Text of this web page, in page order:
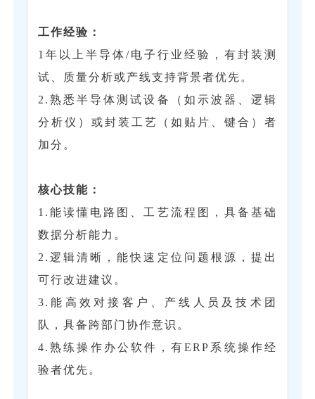
‌工作经验‌：
1年以上半导体/电子行业经验，有封装测
试、质量分析或产线支持背景者优先。
2.熟悉半导体测试设备（如示波器、逻辑
分析仪）或封装工艺（如贴片、键合）者
加分。
核心技能‌：
‌1.能读懂电路图、工艺流程图，具备基础
数据分析能力。
‌2.逻辑清晰，能快速定位问题根源，提出
可行改进建议。
3.能高效对接客户、产线人员及技术团
队，具备跨部门协作意识。
4.熟练操作办公软件，有ERP系统操作经
验者优先。